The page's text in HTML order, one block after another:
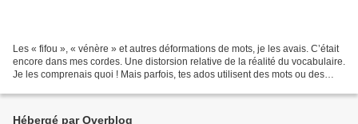
Les « fifou », « vénère » et autres déformations de mots, je les avais. C’était
encore dans mes cordes. Une distorsion relative de la réalité du vocabulaire.
Je les comprenais quoi ! Mais parfois, tes ados utilisent des mots ou des
Hébergé par Overblog